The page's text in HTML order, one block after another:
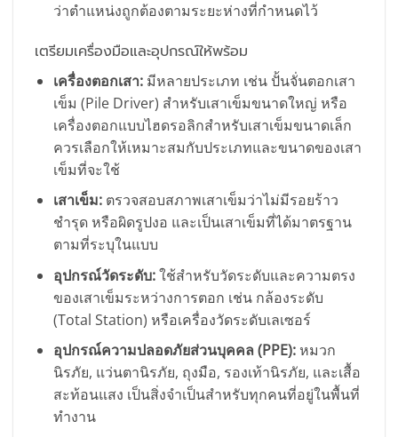
ว่าตำแหน่งถูกต้องตามระยะห่างที่กำหนดไว้
เตรียมเครื่องมือและอุปกรณ์ให้พร้อม
เครื่องตอกเสา:มีหลายประเภท เช่น ปั้นจั่นตอกเสา
เข็ม (Pile Driver) สำหรับเสาเข็มขนาดใหญ่ หรือ
เครื่องตอกแบบไฮดรอลิกสำหรับเสาเข็มขนาดเล็ก
ควรเลือกให้เหมาะสมกับประเภทและขนาดของเสา
เข็มที่จะใช้
เสาเข็ม:ตรวจสอบสภาพเสาเข็มว่าไม่มีรอยร้าว
ชำรุด หรือผิดรูปงอ และเป็นเสาเข็มที่ได้มาตรฐาน
ตามที่ระบุในแบบ
อุปกรณ์วัดระดับ:ใช้สำหรับวัดระดับและความตรง
ของเสาเข็มระหว่างการตอก เช่น กล้องระดับ
(Total Station) หรือเครื่องวัดระดับเลเซอร์
อุปกรณ์ความปลอดภัยส่วนบุคคล (PPE):หมวก
นิรภัย, แว่นตานิรภัย, ถุงมือ, รองเท้านิรภัย, และเสื้อ
สะท้อนแสง เป็นสิ่งจำเป็นสำหรับทุกคนที่อยู่ในพื้นที่
ทำงาน